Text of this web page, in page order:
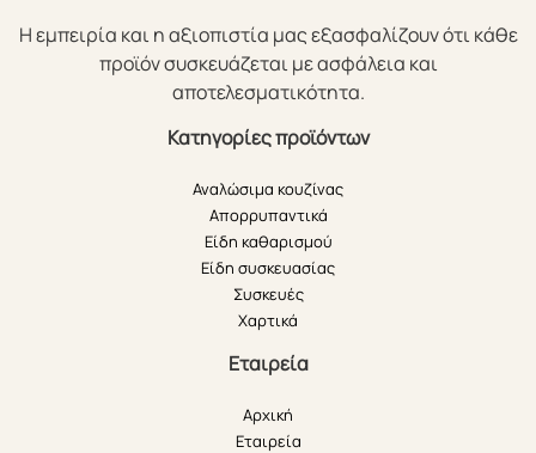
Η εμπειρία και η αξιοπιστία μας εξασφαλίζουν ότι κάθε
προϊόν συσκευάζεται με ασφάλεια και
αποτελεσματικότητα.
Κατηγορίες προϊόντων
Αναλώσιμα κουζίνας
Απορρυπαντικά
Είδη καθαρισμού
Είδη συσκευασίας
Συσκευές
Χαρτικά
Εταιρεία
Αρχική
Εταιρεία